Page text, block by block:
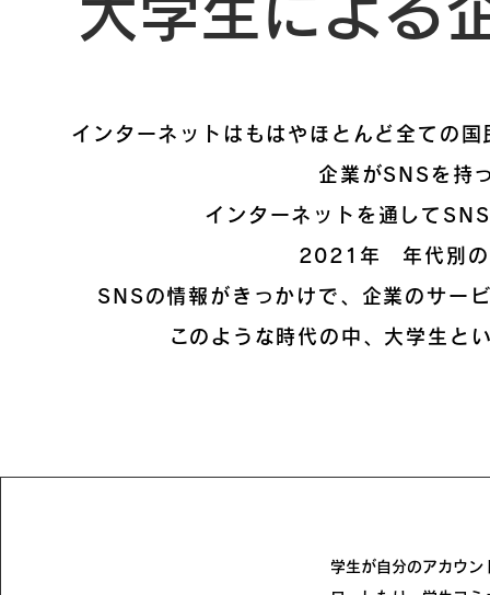
大学生による
インターネットはもはやほとんど全ての
企業がSNSを持
インターネットを通して
2021年 年代別の
SNSの情報がきっかけで、企業のサー
このような時代の中、大学生と
学生が自分のアカウン